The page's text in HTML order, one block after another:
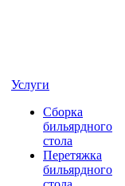
Услуги
Сборка
бильярдного
стола
Перетяжка
бильярдного